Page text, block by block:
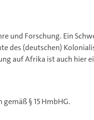
und Forschung. Ein
des (deutschen)
auf Afrika ist auch hier
§ 15 HmbHG.